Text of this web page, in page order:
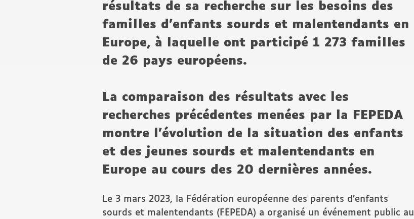
résultats de sa recherche sur les besoins des
familles d’enfants sourds et malentendants en
Europe, à laquelle ont participé 1 273 familles
de 26 pays européens.
La comparaison des résultats avec les
recherches précédentes menées par la FEPEDA
montre l’évolution de la situation des enfants
et des jeunes sourds et malentendants en
Europe au cours des 20 dernières années.
Le 3 mars 2023, la Fédération européenne des parents d’enfants
sourds et malentendants (FEPEDA) a organisé un événement public au